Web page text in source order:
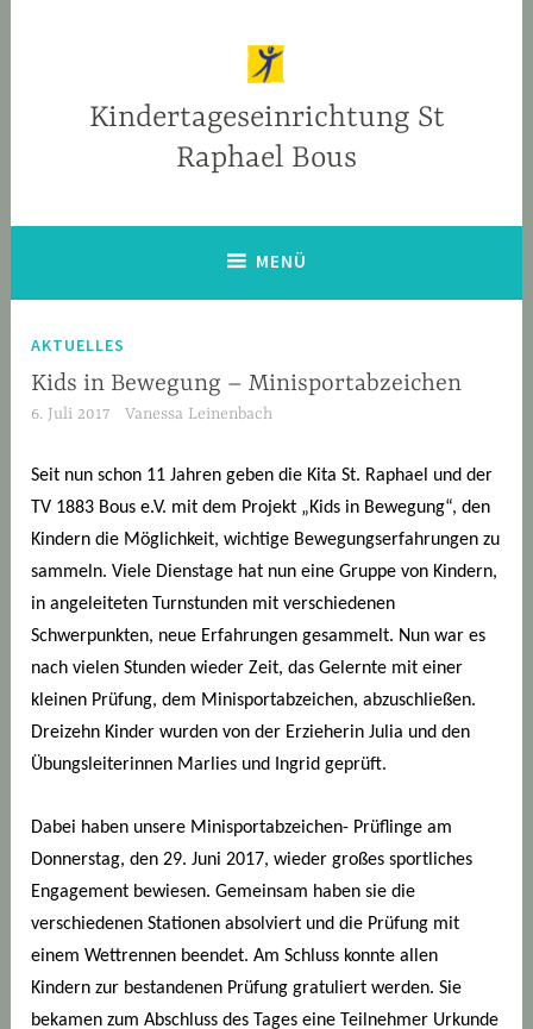
Kindertageseinrichtung St
Raphael Bous
MENÜ
AKTUELLES
Kids in Bewegung – Minisportabzeichen
6. Juli 2017 Vanessa Leinenbach
Seit nun schon 11 Jahren geben die Kita St. Raphael und der
TV 1883 Bous e.V. mit dem Projekt „Kids in Bewegung“, den
Kindern die Möglichkeit, wichtige Bewegungserfahrungen zu
sammeln. Viele Dienstage hat nun eine Gruppe von Kindern,
in angeleiteten Turnstunden mit verschiedenen
Schwerpunkten, neue Erfahrungen gesammelt. Nun war es
nach vielen Stunden wieder Zeit, das Gelernte mit einer
kleinen Prüfung, dem Minisportabzeichen, abzuschließen.
Dreizehn Kinder wurden von der Erzieherin Julia und den
Übungsleiterinnen Marlies und Ingrid geprüft.
Dabei haben unsere Minisportabzeichen- Prüflinge am
Donnerstag, den 29. Juni 2017, wieder großes sportliches
Engagement bewiesen. Gemeinsam haben sie die
verschiedenen Stationen absolviert und die Prüfung mit
einem Wettrennen beendet. Am Schluss konnte allen
Kindern zur bestandenen Prüfung gratuliert werden. Sie
bekamen zum Abschluss des Tages eine Teilnehmer Urkunde